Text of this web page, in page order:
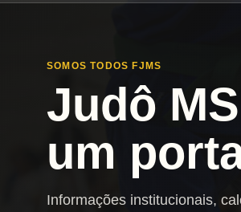
SOMOS TODOS FJMS
Judô
um
Informações institucionais,